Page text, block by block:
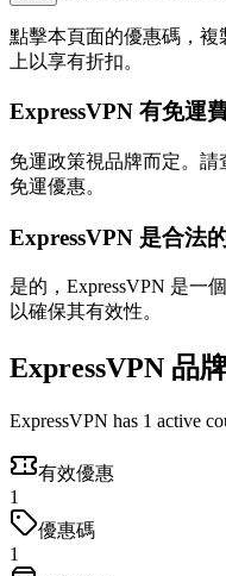
點擊本頁面的優惠碼，複
上以享有折扣。
ExpressVPN 有免運
免運政策視品牌而定。請
免運優惠。
ExpressVPN 是合法
是的，ExpressVPN 是一
以確保其有效性。
ExpressVPN 品
ExpressVPN has 1 active
有效優惠
1
優惠碼
1